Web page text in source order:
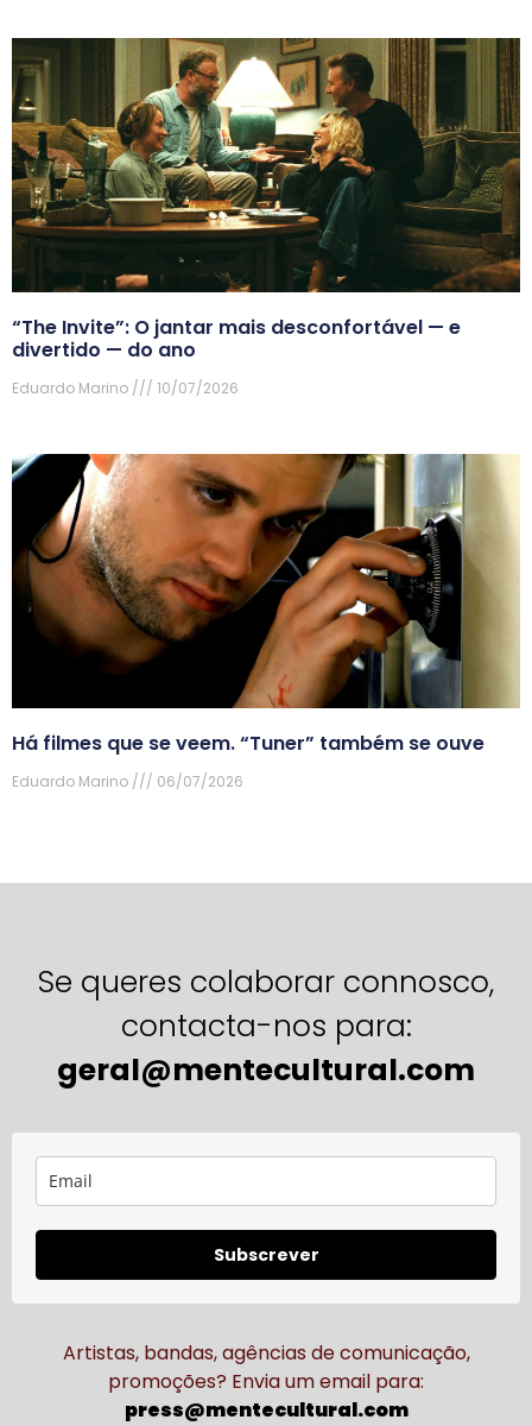
“The Invite”: O jantar mais desconfortável — e
divertido — do ano
Eduardo Marino 10/07/2026
Há filmes que se veem. “Tuner” também se ouve
Eduardo Marino 06/07/2026
Se queres colaborar connosco,
contacta-nos para:
geral@mentecultural.com
Subscrever
Artistas, bandas, agências de comunicação,
promoções? Envia um email para:
press@mentecultural.com